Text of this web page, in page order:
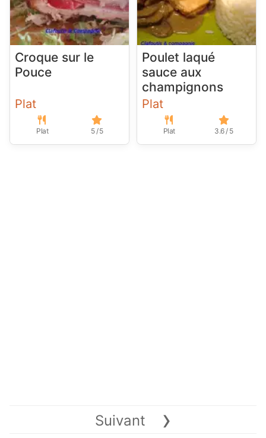
Croque sur le
Pouce
Plat
Plat 5 / 5
Poulet laqué
sauce aux
champignons
Plat
Plat 3.6 / 5
Suivant ›